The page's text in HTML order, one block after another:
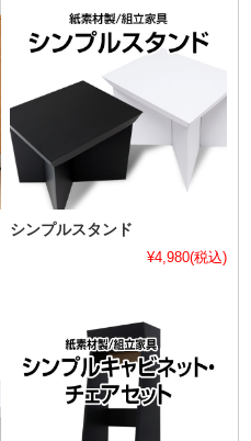
シンプルスタンド
¥4,980(税込)